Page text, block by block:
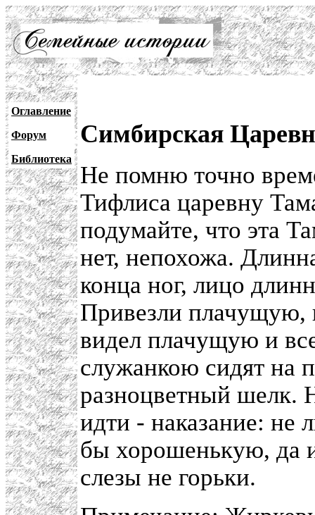
Оглавление
Форум
Библиотека
Симбирская
Не помню точно
Тифлиса царевну
подумайте, что эта
нет, непохожа.
конца ног, лицо
Привезли плачущую,
видел плачущую и
служанкою сидят на
разноцветный шелк.
идти - наказание:
бы хорошенькую, да
слезы не горьки.